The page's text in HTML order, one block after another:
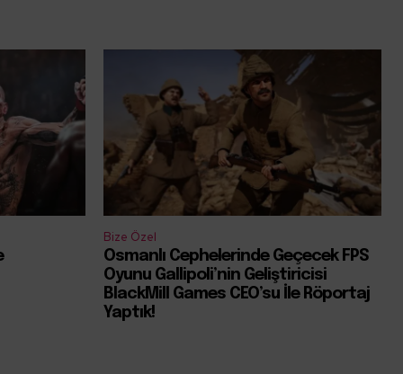
Bize Özel
Osmanlı Cephelerinde Geçecek FPS
Oyunu Gallipoli’nin Geliştiricisi
BlackMill Games CEO’su İle Röportaj
Yaptık!